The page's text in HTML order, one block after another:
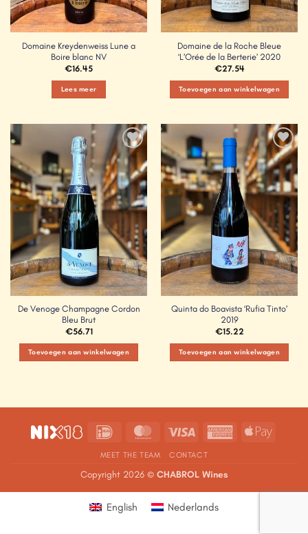
Domaine Kreydenweiss Lune a
Boire blanc NV
€16.45
Lees meer
Domaine de la Roche Bleue
‘L’Orée de la Berterie’ 2020
€27.54
Toevoegen aan winkelwagen
Add to
Wishlist
De Venoge Champagne Cordon
Bleu Brut
€56.71
Toevoegen aan winkelwagen
Add to
Wishlist
Quinta do Boavista ‘Rufia Tinto’
2019
€15.22
Toevoegen aan winkelwagen
IDeal MasterCardVisa
AmericanApple
MEET THE TEAM CONTACT
Copyright 2026 © CHABROL Wines
English Nederlands